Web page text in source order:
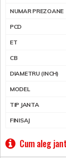
NUMAR PREZOANE
PCD
ET
CB
DIAMETRU (INCH)
MODEL
TIP JANTA
FINISAJ
Cum aleg